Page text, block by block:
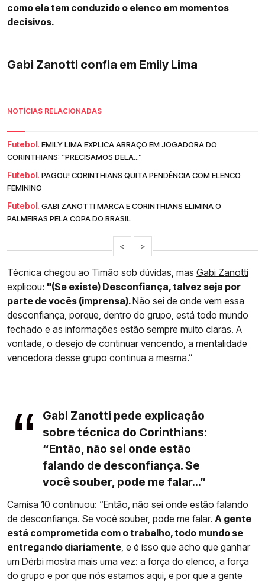
como ela tem conduzido o elenco em momentos
decisivos.
Gabi Zanotti confia em Emily Lima
NOTÍCIAS RELACIONADAS
Futebol. EMILY LIMA EXPLICA ABRAÇO EM JOGADORA DO
CORINTHIANS: “PRECISAMOS DELA...”
Futebol. PAGOU! CORINTHIANS QUITA PENDÊNCIA COM ELENCO
FEMININO
Futebol. GABI ZANOTTI MARCA E CORINTHIANS ELIMINA O
PALMEIRAS PELA COPA DO BRASIL
< >
Técnica chegou ao Timão sob dúvidas, mas Gabi Zanotti
explicou: "(Se existe) Desconfiança, talvez seja por
parte de vocês (imprensa).Não sei de onde vem essa
desconfiança, porque, dentro do grupo, está todo mundo
fechado e as informações estão sempre muito claras. A
vontade, o desejo de continuar vencendo, a mentalidade
vencedora desse grupo continua a mesma.”
Gabi Zanotti pede explicação
sobre técnica do Corinthians:
“Então, não sei onde estão
falando de desconfiança. Se
você souber, pode me falar...”
Camisa 10 continuou: “Então, não sei onde estão falando
de desconfiança. Se você souber, pode me falar. A gente
está comprometida com o trabalho, todo mundo se
entregando diariamente , e é isso que acho que ganhar
um Dérbi mostra mais uma vez: a força do elenco, a força
do grupo e por que nós estamos aqui, e por que a gente